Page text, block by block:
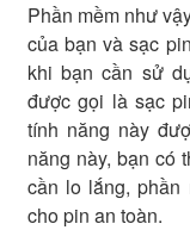
Phần mềm như
của bạn và sạc
khi bạn cần sử
được gọi là sạc
tính năng này
năng này, bạn có
cần lo lắng,
cho pin an toàn.